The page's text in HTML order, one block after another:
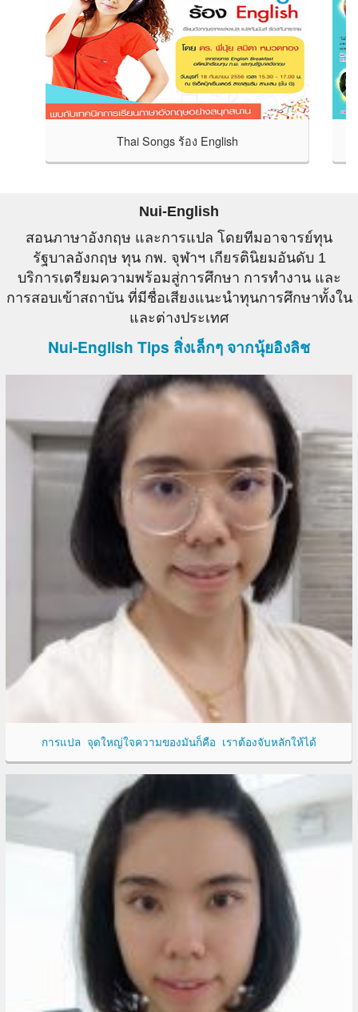
English เรียนภาษา
พ. และทุนรัฐบาล
READ MORE
Thai Songs ร้อง English
Just Ask ดร.พี่นุ้ย ไขปัญหาภ
ถามเพื่อน... มั่วหรือเปล่าก็ไม่
นุ้ย ชัวร์สุด
Nui-English
สอนภาษาอังกฤษ และการแปล โดยทีมอาจารย์ทุน
รัฐบาลอังกฤษ ทุน กพ. จุฬาฯ เกียรตินิยมอันดับ 1
บริการเตรียมความพร้อมสู่การศึกษา การทำงาน และ
การสอบเข้าสถาบัน ที่มีชื่อเสียงแนะนำทุนการศึกษาทั้งใน
และต่างประเทศ
Nui-English Tips สิ่งเล็กๆ จากนุ้ยอิงลิช
การแปล จุดใหญ่ใจความของมันก็คือ เราต้องจับหลักให้ได้